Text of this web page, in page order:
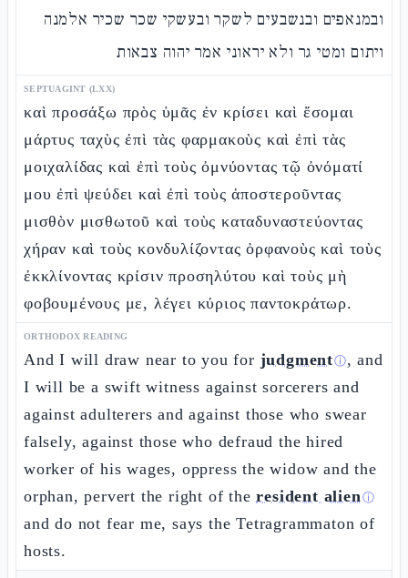
ובמנאפים ובנשבעים לשקר ובעשקי שכר שכיר אלמנה
ויתום ומטי גר ולא יראוני אמר יהוה צבאות
SEPTUAGINT (LXX)
καὶ προσάξω πρὸς ὑμᾶς ἐν κρίσει καὶ ἔσομαι
μάρτυς ταχὺς ἐπὶ τὰς φαρμακοὺς καὶ ἐπὶ τὰς
μοιχαλίδας καὶ ἐπὶ τοὺς ὀμνύοντας τῷ ὀνόματί
μου ἐπὶ ψεύδει καὶ ἐπὶ τοὺς ἀποστεροῦντας
μισθὸν μισθωτοῦ καὶ τοὺς καταδυναστεύοντας
χήραν καὶ τοὺς κονδυλίζοντας ὀρφανοὺς καὶ τοὺς
ἐκκλίνοντας κρίσιν προσηλύτου καὶ τοὺς μὴ
φοβουμένους με, λέγει κύριος παντοκράτωρ.
ORTHODOX READING
And I will draw near to you for judgmentⓘ, and
I will be a swift witness against sorcerers and
against adulterers and against those who swear
falsely, against those who defraud the hired
worker of his wages, oppress the widow and the
orphan, pervert the right of theresident alienⓘ
and do not fear me, says the Tetragrammaton of
hosts.